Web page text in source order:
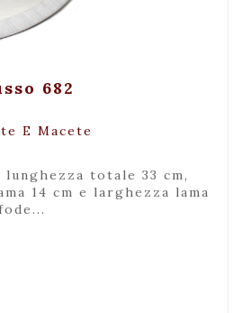
Dettagli
682
E Macete
14 cm e larghezza lama